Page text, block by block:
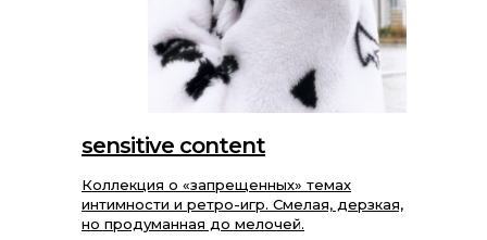
Коллекция о «запрещенных» темах
интимности и ретро-игр. Смелая, дерзкая,
но продуманная до мелочей.
sensitive content